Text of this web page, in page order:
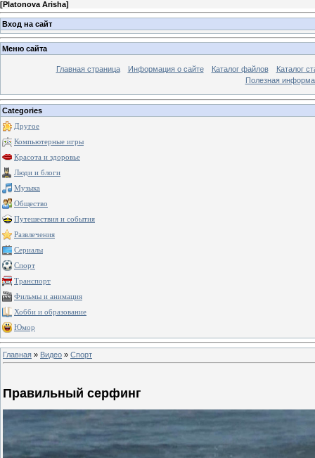
[Platonova Arisha]
Вход на сайт
Меню сайта
Главная страница Информация о сайте Каталог файлов
Каталог
Полезная
Categories
Другое
Компьютерные игры
Красота и здоровье
Люди и блоги
Музыка
Общество
Путешествия и события
Развлечения
Сериалы
Спорт
Транспорт
Фильмы и анимация
Хобби и образование
Юмор
Главная » Видео » Спорт
Правильный серфинг